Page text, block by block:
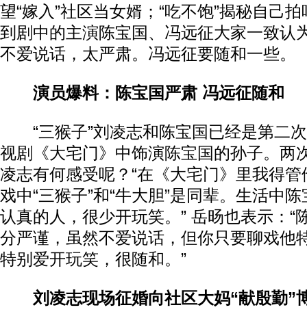
望“嫁入”社区当女婿；“吃不饱”揭秘自己
到剧中的主演陈宝国、冯远征大家一致认
不爱说话，太严肃。冯远征要随和一些。
演员爆料：陈宝国严肃 冯远征随和
“三猴子”刘凌志和陈宝国已经是第二
视剧《大宅门》中饰演陈宝国的孙子。两
凌志有何感受呢？“在《大宅门》里我得
戏中“三猴子”和“牛大胆”是同辈。生活中
认真的人，很少开玩笑。” 岳旸也表示：“
分严谨，虽然不爱说话，但你只要聊戏他
特别爱开玩笑，很随和。”
刘凌志现场征婚向社区大妈“献殷勤”